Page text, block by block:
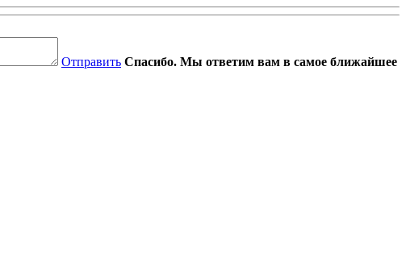
Отправить Спасибо. Мы ответим вам в самое ближайшее